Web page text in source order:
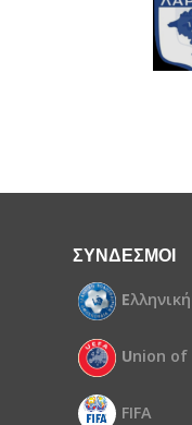
ΣΥΝΔΕΣΜΟΙ
Ελληνική
Union of
FIFA